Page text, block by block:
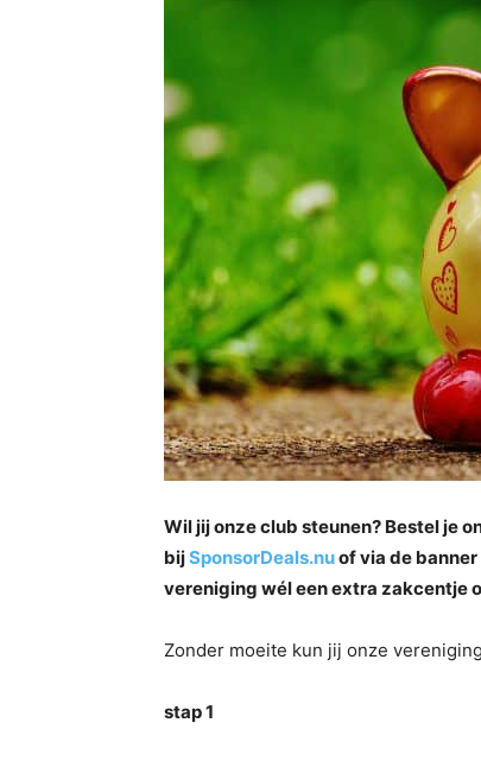
Wil jij onze club steunen? Bestel je
bijSponsorDeals.nuof via de banner
vereniging wél een extra zakcentje
Zonder moeite kun jij onze
stap 1